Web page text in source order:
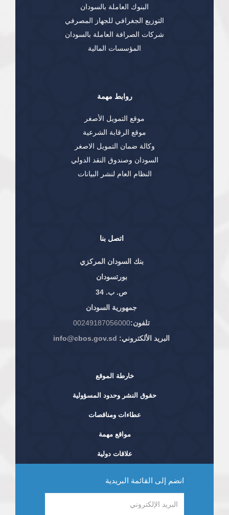
اتصل بنا
بنك السودان المركزي
بورتسودان
ص. ب. 34
جمهورية السودان
تلفون:00249187056000
البريد الألكتروني: info@cbos.gov.sd
البنوك العاملة بالسودان
التوزيع الجغرافي للجهاز المصرفي
شركات الصرافة العاملة بالسودان
المؤسسات المالية
روابط مهمة
موقع التمويل الأصغر
موقع الرقابة الشرعية
وكالة ضمان التمويل الاصغر
السودان وصندوق النقد الدولي
النظام العام لنشر البيانات
خارطة الموقع
حقوق النشر وحدود المسؤولية
عطاءات ومناقصات
مواقع مهمة
علاقات دولية
انضم إلى القائمة البريدية